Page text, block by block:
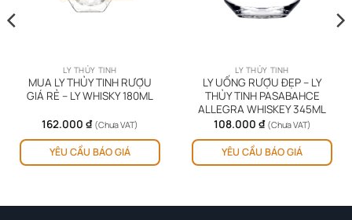
LY THỦY TINH
MUA LY THỦY TINH RƯỢU
GIÁ RẺ – LY WHISKY 180ML
162.000 ₫ (Chưa VAT)
YÊU CẦU BÁO GIÁ
LY THỦY TINH
LY UỐNG RƯỢU ĐẸP – LY
THỦY TINH PASABAHCE
ALLEGRA WHISKEY 345ML
108.000 ₫ (Chưa VAT)
YÊU CẦU BÁO GIÁ